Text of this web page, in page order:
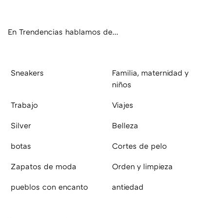
En Trendencias hablamos de...
Sneakers
Familia, maternidad y
niños
Trabajo Viajes
Silver Belleza
botas Cortes de pelo
Zapatos de moda Orden y limpieza
pueblos con encanto antiedad